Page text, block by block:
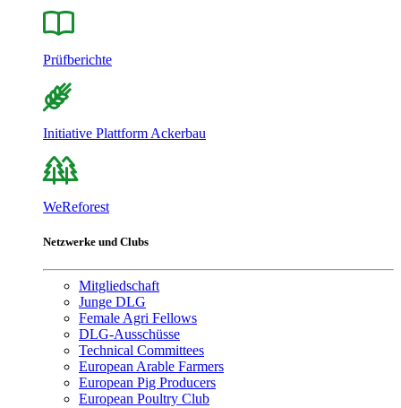
Prüfberichte
Initiative Plattform Ackerbau
WeReforest
Netzwerke und Clubs
Mitgliedschaft
Junge DLG
Female Agri Fellows
DLG-Ausschüsse
Technical Committees
European Arable Farmers
European Pig Producers
European Poultry Club